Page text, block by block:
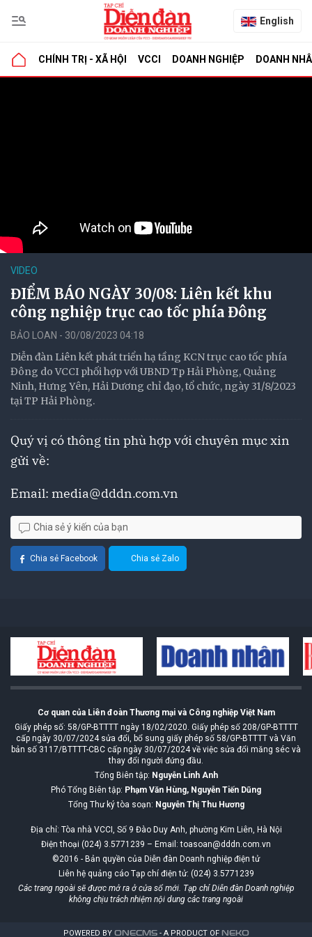
English
CHÍNH TRỊ - XÃ HỘI VCCI DOANH NGHIỆP DOANH
VIDEO
ĐIỂM BÁO NGÀY 30/08: Liên kết khu
công nghiệp trục cao tốc phía Đông
BẢO LOAN - 30/08/2023 04:18
Diễn đàn Liên kết phát triển hạ tầng KCN trục cao tốc phía
Đông do VCCI phối hợp với UBND Tp Hải Phòng, Quảng
Ninh, Hưng Yên, Hải Dương chỉ đạo, tổ chức, ngày 31/8/2023
tại TP Hải Phòng.
Quý vị có thông tin phù hợp với chuyên mục xin
gửi về:
Email: media@dddn.com.vn
Chia sẻ ý kiến của bạn
Chia sẻ Facebook Chia sẻ Zalo
Cơ quan của Liên đoàn Thương mại và Công nghiệp Việt Nam
Giấy phép số: 58/GP-BTTTT ngày 18/02/2020. Giấy phép số 208/GP-BTTTT
cấp ngày 30/07/2024 sửa đổi, bổ sung giấy phép số 58/GP-BTTTT và Văn
bản số 3117/BTTTT-CBC cấp ngày 30/07/2024 về việc sửa đổi măng séc và
thay đổi người đứng đầu.
Tổng Biên tập: Nguyễn Linh Anh
Phó Tổng Biên tập: Phạm Văn Hùng, Nguyễn Tiến Dũng
Tổng Thư ký tòa soạn: Nguyễn Thị Thu Hương
Địa chỉ: Tòa nhà VCCI, Số 9 Đào Duy Anh, phường Kim Liên, Hà Nội
Điện thoại (024) 3.5771239 – Email: toasoan@dddn.com.vn
©2016 - Bản quyền của Diễn đàn Doanh nghiệp điện tử
Liên hệ quảng cáo Tạp chí điện tử: (024) 3.5771239
Các trang ngoài sẽ được mở ra ở cửa sổ mới. Tạp chí Diễn đàn Doanh nghiệp
không chịu trách nhiệm nội dung các trang ngoài
POWERED BY ONECMS- A PRODUCT OF NEKO